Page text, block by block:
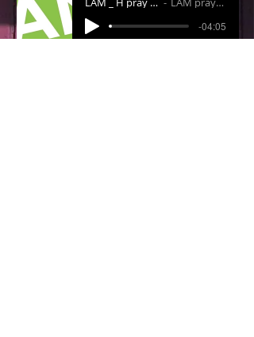
-04:05